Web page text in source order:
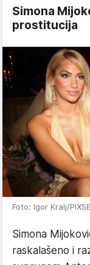
Simona
prostitucija
Foto: Igor Kralj/
Simona
raskalašeno i